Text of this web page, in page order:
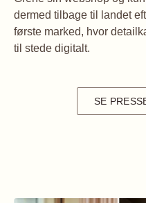
dermed tilbage til landet
første marked, hvor
til stede digitalt.
SE